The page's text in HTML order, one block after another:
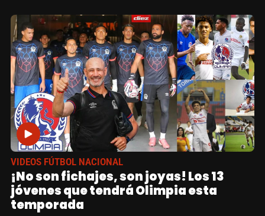
VIDEOS FÚTBOL NACIONAL
¡No son fichajes, son joyas! Los 13
jóvenes que tendrá Olimpia esta
temporada